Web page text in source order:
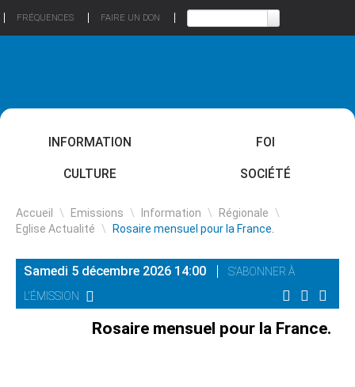
FRÉQUENCES FAIRE UN DON
INFORMATION FOI
CULTURE SOCIÉTÉ
Accueil \ Emissions \ Information \ Régionale \
Eglise Actualité \ Rosaire mensuel pour la France.
Samedi 5 décembre 2026 14:00
S'ABONNER À
L'ÉMISSION
Rosaire mensuel pour la France.